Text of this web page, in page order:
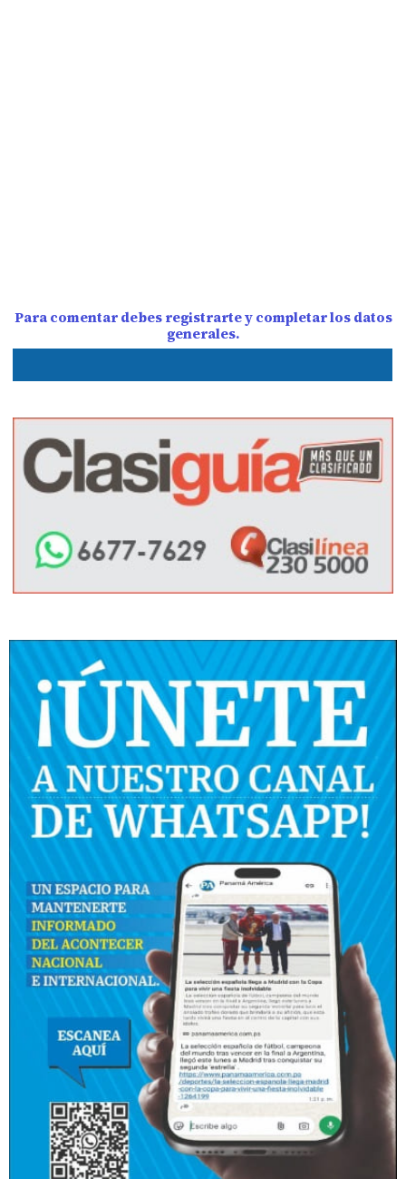
Para comentar debes registrarte y completar los datos
generales.